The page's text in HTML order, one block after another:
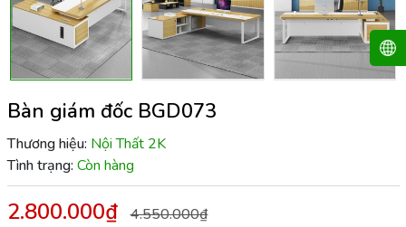
Bàn giám đốc BGD073
Thương hiệu: Nội Thất 2K
Tình trạng: Còn hàng
2.800.000₫ 4.550.000₫